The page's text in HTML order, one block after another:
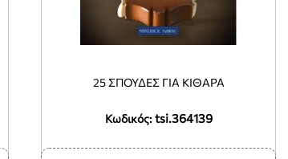
Κωδικός: tsi.364139
25 ΣΠΟΥΔΕΣ ΓΙΑ ΚΙΘΑΡΑ